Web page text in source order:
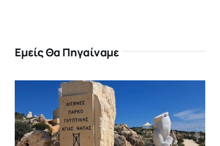
Εμείς Θα Πηγαίναμε